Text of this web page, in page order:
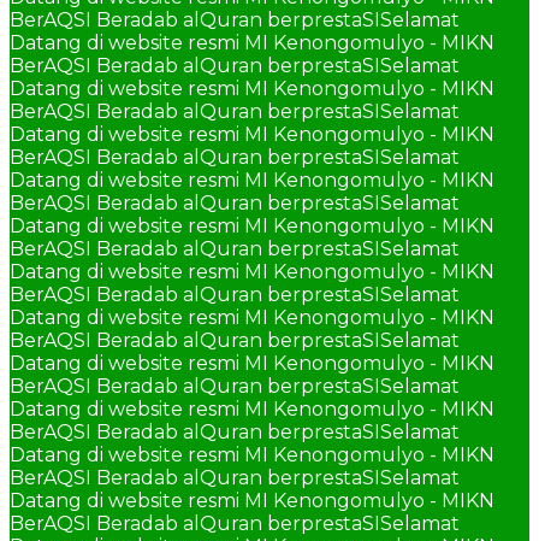
BerAQSI Beradab alQuran berprestaSISelamat
Datang di website resmi MI Kenongomulyo - MIKN
BerAQSI Beradab alQuran berprestaSISelamat
Datang di website resmi MI Kenongomulyo - MIKN
BerAQSI Beradab alQuran berprestaSISelamat
Datang di website resmi MI Kenongomulyo - MIKN
BerAQSI Beradab alQuran berprestaSISelamat
Datang di website resmi MI Kenongomulyo - MIKN
BerAQSI Beradab alQuran berprestaSISelamat
Datang di website resmi MI Kenongomulyo - MIKN
BerAQSI Beradab alQuran berprestaSISelamat
Datang di website resmi MI Kenongomulyo - MIKN
BerAQSI Beradab alQuran berprestaSISelamat
Datang di website resmi MI Kenongomulyo - MIKN
BerAQSI Beradab alQuran berprestaSISelamat
Datang di website resmi MI Kenongomulyo - MIKN
BerAQSI Beradab alQuran berprestaSISelamat
Datang di website resmi MI Kenongomulyo - MIKN
BerAQSI Beradab alQuran berprestaSISelamat
Datang di website resmi MI Kenongomulyo - MIKN
BerAQSI Beradab alQuran berprestaSISelamat
Datang di website resmi MI Kenongomulyo - MIKN
BerAQSI Beradab alQuran berprestaSISelamat